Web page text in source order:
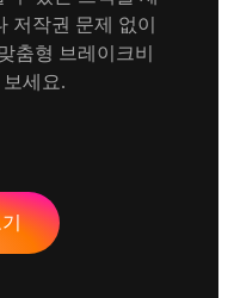
저작권 문제 없이
춤형 브레이크비
세요.